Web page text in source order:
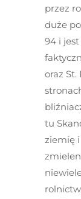
przez
duże
94 i
oraz St.
tu
ziemię